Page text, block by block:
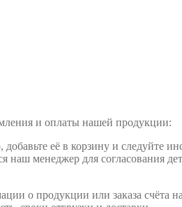
и оплаты нашей продукции:
её в корзину и следуйте
менеджер для согласования
о продукции или заказа счёта